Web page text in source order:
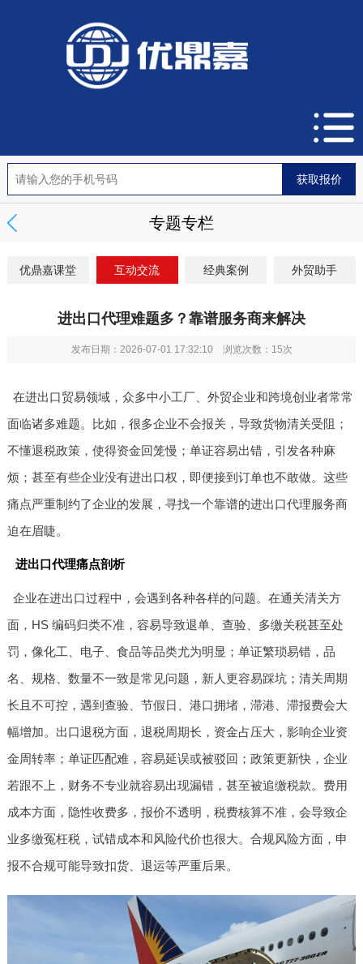
专题专栏
优鼎嘉课堂 互动交流 经典案例 外贸助手
进出口代理难题多？靠谱服务商来解决
发布日期：2026-07-01 17:32:10 浏览次数： 15次
在进出口贸易领域，众多中小工厂、外贸企业和跨境创业者常常
面临诸多难题。比如，很多企业不会报关，导致货物清关受阻；
不懂退税政策，使得资金回笼慢；单证容易出错，引发各种麻
烦；甚至有些企业没有进出口权，即便接到订单也不敢做。这些
痛点严重制约了企业的发展，寻找一个靠谱的进出口代理服务商
迫在眉睫。
进出口代理痛点剖析
企业在进出口过程中，会遇到各种各样的问题。在通关清关方
面，HS 编码归类不准，容易导致退单、查验、多缴关税甚至处
罚，像化工、电子、食品等品类尤为明显；单证繁琐易错，品
名、规格、数量不一致是常见问题，新人更容易踩坑；清关周期
长且不可控，遇到查验、节假日、港口拥堵，滞港、滞报费会大
幅增加。出口退税方面，退税周期长，资金占压大，影响企业资
金周转率；单证匹配难，容易延误或被驳回；政策更新快，企业
若跟不上，财务不专业就容易出现漏错，甚至被追缴税款。费用
成本方面，隐性收费多，报价不透明，税费核算不准，会导致企
业多缴冤枉税，试错成本和风险代价也很大。合规风险方面，申
报不合规可能导致扣货、退运等严重后果。